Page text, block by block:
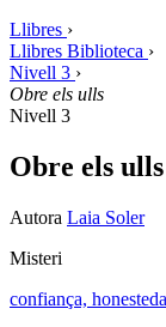
Llibres ›
Llibres Biblioteca ›
Nivell 3 ›
Obre els ulls
Nivell 3
Obre els ulls
Autora Laia Soler
Misteri
confiança,